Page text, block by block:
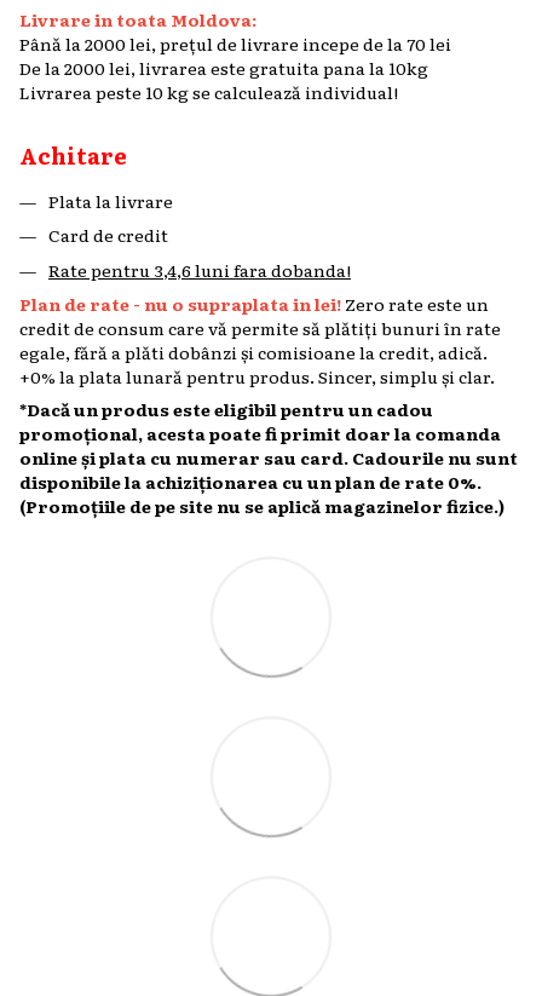
Livrare in toata Moldova:
Până la 2000 lei, prețul de livrare incepe de la 70 lei
De la 2000 lei, livrarea este gratuita pana la 10kg
Livrarea peste 10 kg se calculează individual!
Achitare
Plata la livrare
Card de credit
Rate pentru 3,4,6 luni fara dobanda!
Plan de rate - nu o supraplata in lei! Zero rate este un
credit de consum care vă permite să plătiți bunuri în rate
egale, fără a plăti dobânzi și comisioane la credit, adică.
+0% la plata lunară pentru produs. Sincer, simplu și clar.
*Dacă un produs este eligibil pentru un cadou
promoțional, acesta poate fi primit doar la comanda
online și plata cu numerar sau card. Cadourile nu sunt
disponibile la achiziționarea cu un plan de rate 0%.
(Promoțiile de pe site nu se aplică magazinelor fizice.)